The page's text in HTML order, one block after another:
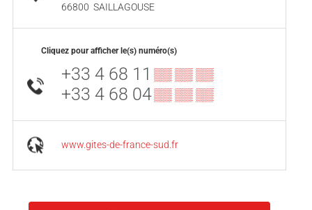
66800 SAILLAGOUSE
Cliquez pour afficher le(s) numéro(s)
+33 4 68 11 ▒▒ ▒▒ ▒▒
+33 4 68 04▒▒ ▒▒ ▒▒
www.gites-de-france-sud.fr